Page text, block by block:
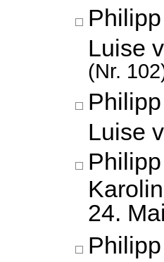
Luise
(Nr.
Luise
24.